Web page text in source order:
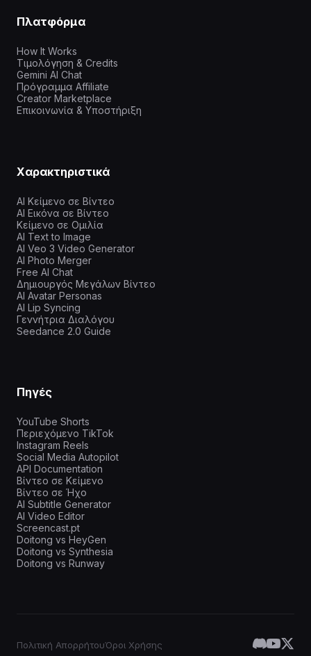
Πλατφόρμα
How It Works
Τιμολόγηση & Credits
Gemini AI Chat
Πρόγραμμα Affiliate
Creator Marketplace
Επικοινωνία & Υποστήριξη
Χαρακτηριστικά
AI Κείμενο σε Βίντεο
AI Εικόνα σε Βίντεο
Κείμενο σε Ομιλία
AI Text to Image
AI Veo 3 Video Generator
AI Photo Merger
Free AI Chat
Δημιουργός Μεγάλων Βίντεο
AI Avatar Personas
AI Lip Syncing
Γεννήτρια Διαλόγου
Seedance 2.0 Guide
Πηγές
YouTube Shorts
Περιεχόμενο TikTok
Instagram Reels
Social Media Autopilot
API Documentation
Βίντεο σε Κείμενο
Βίντεο σε Ήχο
AI Subtitle Generator
AI Video Editor
Screencast.pt
Doitong vs HeyGen
Doitong vs Synthesia
Doitong vs Runway
Πολιτική ΑπορρήτουΌροι Χρήσης